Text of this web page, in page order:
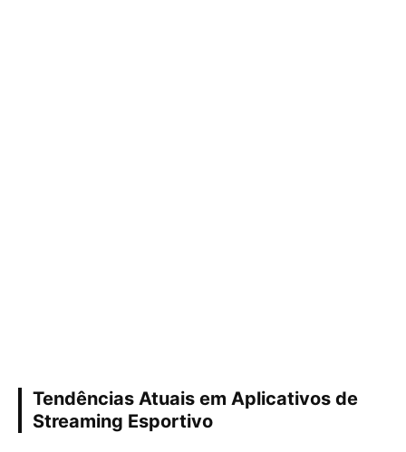
Tendências Atuais em Aplicativos de
Streaming Esportivo